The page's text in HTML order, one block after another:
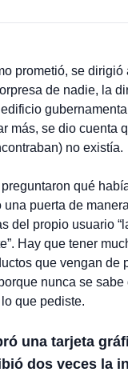
prometió, se dirigió
de nadie, la
más, se dio cuenta
no existía.
qué
una puerta de
del propio usuario
Hay que tener
que vengan de
nunca se
que pediste.
una tarjeta
dos veces la